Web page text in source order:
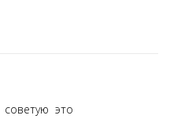
это